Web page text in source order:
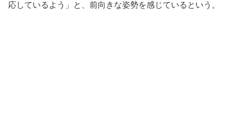
応しているよう」と、前向きな姿勢を感じているという。